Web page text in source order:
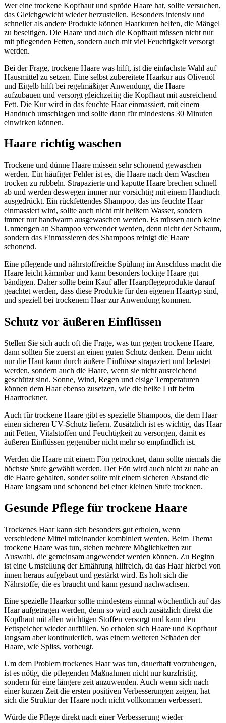
Wer eine trockene Kopfhaut und spröde Haare hat, sollte versuchen,
das Gleichgewicht wieder herzustellen. Besonders intensiv und
schneller als andere Produkte können Haarkuren helfen, die Mängel
zu beseitigen. Die Haare und auch die Kopfhaut müssen nicht nur
mit pflegenden Fetten, sondern auch mit viel Feuchtigkeit versorgt
werden.
Bei der Frage, trockene Haare was hilft, ist die einfachste Wahl auf
Hausmittel zu setzen. Eine selbst zubereitete Haarkur aus Olivenöl
und Eigelb hilft bei regelmäßiger Anwendung, die Haare
aufzubauen und versorgt gleichzeitig die Kopfhaut mit ausreichend
Fett. Die Kur wird in das feuchte Haar einmassiert, mit einem
Handtuch umschlagen und sollte dann für mindestens 30 Minuten
einwirken können.
Haare richtig waschen
Trockene und dünne Haare müssen sehr schonend gewaschen
werden. Ein häufiger Fehler ist es, die Haare nach dem Waschen
trocken zu rubbeln. Strapazierte und kaputte Haare brechen schnell
ab und werden deswegen immer nur vorsichtig mit einem Handtuch
ausgedrückt. Ein rückfettendes Shampoo, das ins feuchte Haar
einmassiert wird, sollte auch nicht mit heißem Wasser, sondern
immer nur handwarm ausgewaschen werden. Es müssen auch keine
Unmengen an Shampoo verwendet werden, denn nicht der Schaum,
sondern das Einmassieren des Shampoos reinigt die Haare
schonend.
Eine pflegende und nährstoffreiche Spülung im Anschluss macht die
Haare leicht kämmbar und kann besonders lockige Haare gut
bändigen. Daher sollte beim Kauf aller Haarpflegeprodukte darauf
geachtet werden, dass diese Produkte für den eigenen Haartyp sind,
und speziell bei trockenem Haar zur Anwendung kommen.
Schutz vor äußeren Einflüssen
Stellen Sie sich auch oft die Frage, was tun gegen trockene Haare,
dann sollten Sie zuerst an einen guten Schutz denken. Denn nicht
nur die Haut kann durch äußere Einflüsse strapaziert und belastet
werden, sondern auch die Haare, wenn sie nicht ausreichend
geschützt sind. Sonne, Wind, Regen und eisige Temperaturen
können dem Haar ebenso zusetzen, wie die heiße Luft beim
Haartrockner.
Auch für trockene Haare gibt es spezielle Shampoos, die dem Haar
einen sicheren UV-Schutz liefern. Zusätzlich ist es wichtig, das Haar
mit Fetten, Vitalstoffen und Feuchtigkeit zu versorgen, damit es
äußeren Einflüssen gegenüber nicht mehr so empfindlich ist.
Werden die Haare mit einem Fön getrocknet, dann sollte niemals die
höchste Stufe gewählt werden. Der Fön wird auch nicht zu nahe an
die Haare gehalten, sonder sollte mit einem sicheren Abstand die
Haare langsam und schonend bei einer kleinen Stufe trocknen.
Gesunde Pflege für trockene Haare
Trockenes Haar kann sich besonders gut erholen, wenn
verschiedene Mittel miteinander kombiniert werden. Beim Thema
trockene Haare was tun, stehen mehrere Möglichkeiten zur
Auswahl, die gemeinsam angewendet werden können. Zu Beginn
ist eine Umstellung der Ernährung hilfreich, da das Haar hierbei von
innen heraus aufgebaut und gestärkt wird. Es holt sich die
Nährstoffe, die es braucht und kann gesund nachwachsen.
Eine spezielle Haarkur sollte mindestens einmal wöchentlich auf das
Haar aufgetragen werden, denn so wird auch zusätzlich direkt die
Kopfhaut mit allen wichtigen Stoffen versorgt und kann den
Fettspeicher wieder auffüllen. So erholen sich Haare und Kopfhaut
langsam aber kontinuierlich, was einem weiteren Schaden der
Haare, wie Spliss, vorbeugt.
Um dem Problem trockenes Haar was tun, dauerhaft vorzubeugen,
ist es nötig, die pflegenden Maßnahmen nicht nur kurzfristig,
sondern für eine längere zeit anzuwenden. Auch wenn sich nach
einer kurzen Zeit die ersten positiven Verbesserungen zeigen, hat
sich die Struktur der Haare noch nicht vollkommen verbessert.
Würde die Pflege direkt nach einer Verbesserung wieder